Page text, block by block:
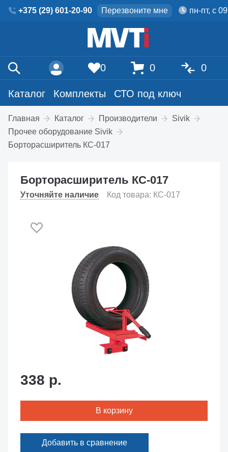
+375 (29) 601-20-90 Перезвоните мне пн-пт, с
Каталог Комплекты СТО под ключ
0 0 0
Главная Каталог Производители
Sivik
Прочее оборудование Sivik
Борторасширитель КС-017
Борторасширитель КС-017
Уточняйте наличие Код товара: КС-017
338 р.
В корзину
Добавить в сравнение